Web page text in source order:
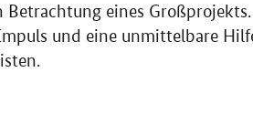
eines
und eine unmittelbare